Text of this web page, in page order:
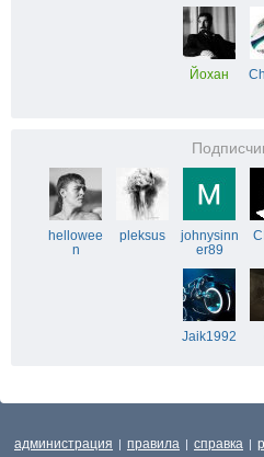
Йохан
hellowee
n
pleksus
johnysinn
er89
Jaik1992
администрация | правила | справка |